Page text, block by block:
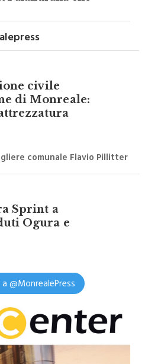
Palandrana che
civile
di Monreale:
comunale Flavio Pillitter
Sprint a
Ogura e